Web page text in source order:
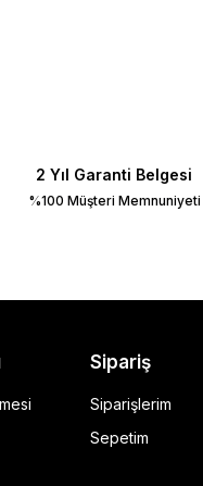
2 Yıl Garanti Belgesi
%100 Müşteri Memnuniyeti
Sipariş
Siparişlerim
Sepetim